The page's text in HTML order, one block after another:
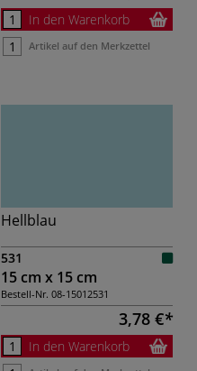
In den Warenkorb
Artikel auf den Merkzettel
Hellblau
531
15 cm x 15 cm
Bestell-Nr. 08-15012531
3,78 €
In den Warenkorb